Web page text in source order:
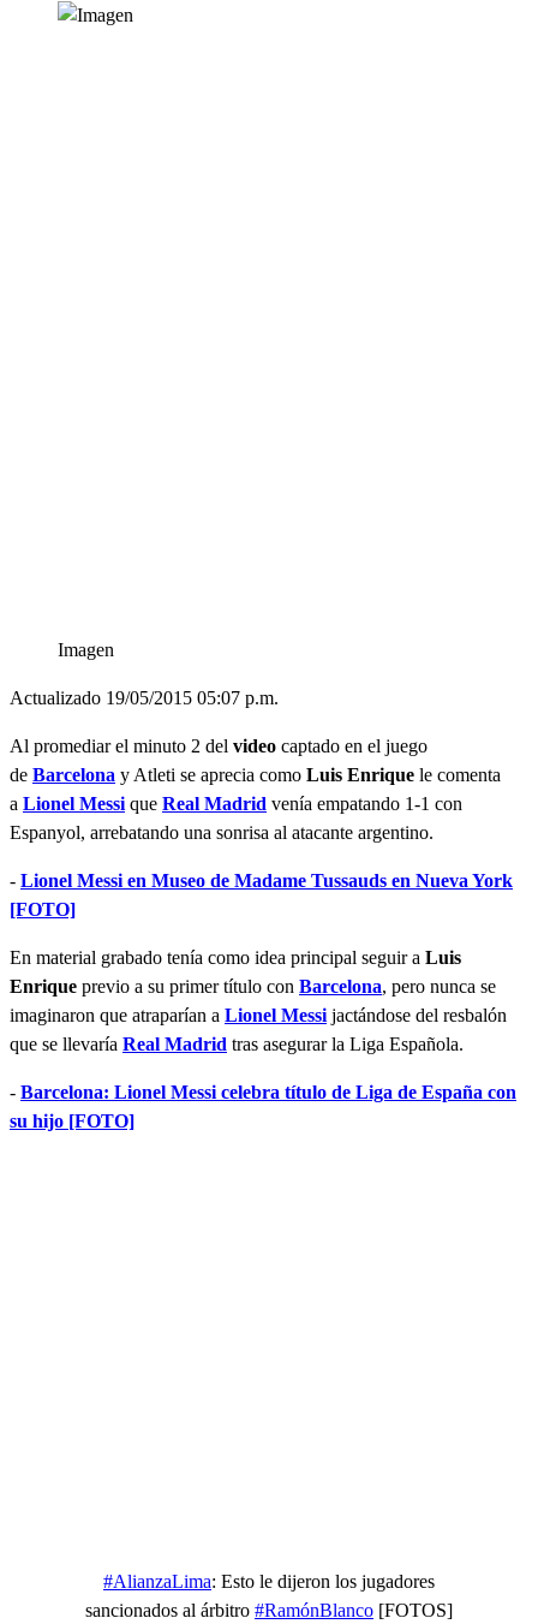
Imagen
Actualizado 19/05/2015 05:07 p.m.
Al promediar el minuto 2 del video captado en el juego
de Barcelona y Atleti se aprecia como Luis Enrique le comenta
a Lionel Messi que Real Madrid venía empatando 1-1 con
Espanyol, arrebatando una sonrisa al atacante argentino.
- Lionel Messi en Museo de Madame Tussauds en Nueva York
[FOTO]
En material grabado tenía como idea principal seguir a Luis
Enrique previo a su primer título con Barcelona, pero nunca se
imaginaron que atraparían a Lionel Messi jactándose del resbalón
que se llevaría Real Madrid tras asegurar la Liga Española.
- Barcelona: Lionel Messi celebra título de Liga de España con
su hijo [FOTO]
#AlianzaLima: Esto le dijeron los jugadores
sancionados al árbitro #RamónBlanco [FOTOS]